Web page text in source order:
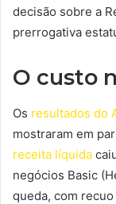
decisão sobre a
prerrogativa
O custo
Os resultados do
mostraram em
receita líquida
negócios Basic
queda, com